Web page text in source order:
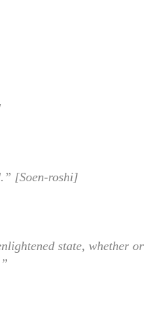
[Soen-roshi]
state, whether or